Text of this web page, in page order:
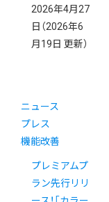
2026年4月27
日 （2026年6
月19日 更新）
ニュース
プレス
機能改善
プレミアムプ
ラン先行リリ